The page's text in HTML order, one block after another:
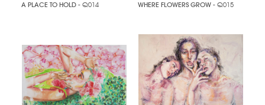
A PLACE TO HOLD - Q014 WHERE FLOWERS GROW - Q015